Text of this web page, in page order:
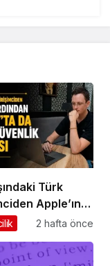
Türk
Apple’ın
Ubisoft
2 hafta önce